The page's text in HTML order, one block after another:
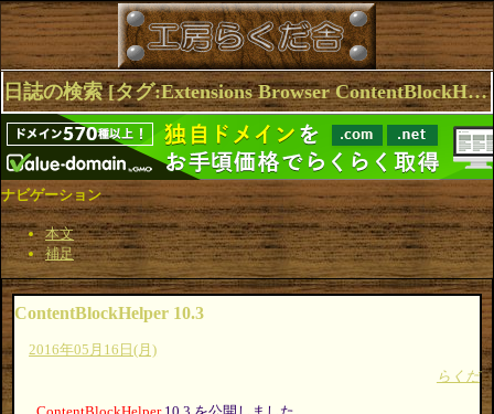
日誌の検索 [タグ:Extensions Browser ContentBlockHelper Firefox Opera Chrome] 1～4(4件中)
ナビゲーション
本文
補足
ContentBlockHelper 10.3
2016年05月16日(月)
らくだ